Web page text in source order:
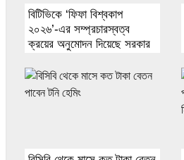
বিটিভিকে ‘ফিফা বিশ্বকাপ
২০২৬’-এর সম্প্রচারস্বত্ব
ক্রয়ের অনুমোদন দিয়েছে সরকার